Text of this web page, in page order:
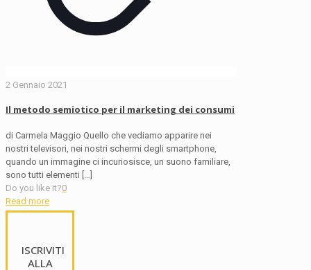
2 Gennaio 2021
Il metodo semiotico per il marketing dei consumi
di Carmela Maggio Quello che vediamo apparire nei
nostri televisori, nei nostri schermi degli smartphone,
quando un immagine ci incuriosisce, un suono familiare,
sono tutti elementi […]
Do you like it?0
Read more
ISCRIVITI
ALLA